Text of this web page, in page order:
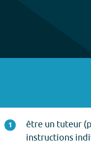
1
être un tuteur
instructions